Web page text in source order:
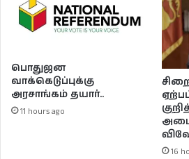
பொதுஜன
வாக்கெடுப்புக்கு
அரசாங்கம் தயார்..
11 hours ago
16